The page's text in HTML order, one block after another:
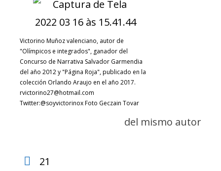
Victorino Muñoz valenciano, autor de
"Olímpicos e integrados", ganador del
Concurso de Narrativa Salvador Garmendia
del año 2012 y "Página Roja", publicado en la
colección Orlando Araujo en el año 2017.
rvictorino27@hotmail.com
Twitter:@soyvictorinox Foto Geczain Tovar
del mismo autor
21